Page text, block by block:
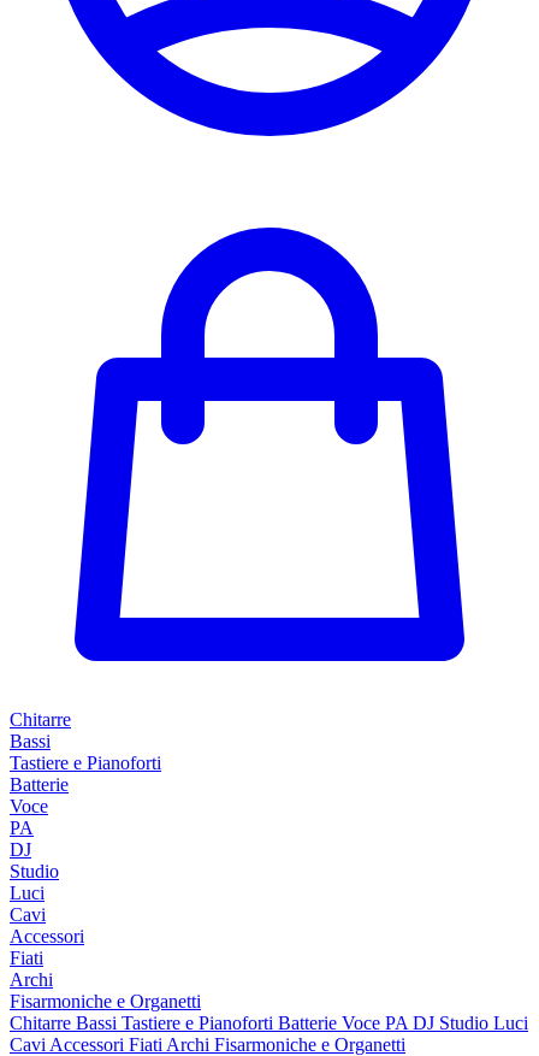
Chitarre
Bassi
Tastiere e Pianoforti
Batterie
Voce
PA
DJ
Studio
Luci
Cavi
Accessori
Fiati
Archi
Fisarmoniche e Organetti
Chitarre Bassi Tastiere e Pianoforti Batterie Voce PA DJ Studio Luci
Cavi Accessori Fiati Archi Fisarmoniche e Organetti